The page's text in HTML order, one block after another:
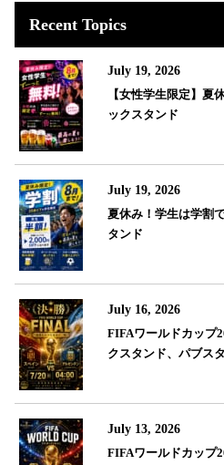
Recent Topics
July 19, 2026
【女性学生限定】夏
ックスタンド
July 19, 2026
夏休み！学生は学割
タンド
July 16, 2026
FIFAワールドカップ
クスタンド、パブス
July 13, 2026
FIFAワールドカップ